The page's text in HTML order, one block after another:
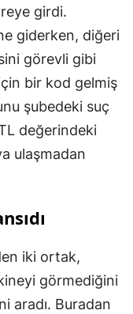
girdi.
giderken, diğeri
görevli gibi
bir kod gelmiş
şubedeki suç
değerindeki
ulaşmadan
iki ortak,
görmediğini
aradı. Buradan